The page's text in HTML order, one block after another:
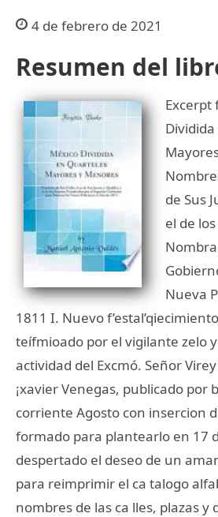
4 de febrero de 2021
Resumen del
Excerpt
de Sus
el de
Nueva
1811 I. Nuevo
teífmioado por el vigilante zelo
actividad del Excmó. Señor
¡xavier Venegas, publicado por
corriente Agosto con insercion
formado para plantearlo en 17
despertado el deseo de un
para reimprimir el ca talogo
nombres de las ca lles, plazas y